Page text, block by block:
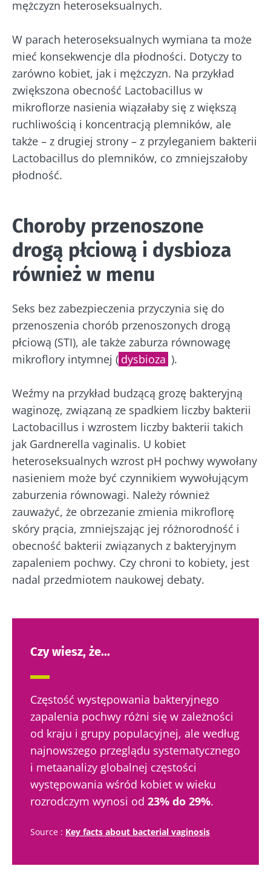
mężczyzn heteroseksualnych.
W parach heteroseksualnych wymiana ta może
mieć konsekwencje dla płodności. Dotyczy to
zarówno kobiet, jak i mężczyzn. Na przykład
zwiększona obecność Lactobacillus w
mikroflorze nasienia wiązałaby się z większą
ruchliwością i koncentracją plemników, ale
także – z drugiej strony – z przyleganiem bakterii
Lactobacillus do plemników, co zmniejszałoby
płodność.
Choroby przenoszone
drogą płciową i dysbioza
również w menu
Seks bez zabezpieczenia przyczynia się do
przenoszenia chorób przenoszonych drogą
płciową (STI), ale także zaburza równowagę
mikroflory intymnej ( dysbioza ).
Weźmy na przykład budzącą grozę bakteryjną
waginozę, związaną ze spadkiem liczby bakterii
Lactobacillus i wzrostem liczby bakterii takich
jak Gardnerella vaginalis. U kobiet
heteroseksualnych wzrost pH pochwy wywołany
nasieniem może być czynnikiem wywołującym
zaburzenia równowagi. Należy również
zauważyć, że obrzezanie zmienia mikroflorę
skóry prącia, zmniejszając jej różnorodność i
obecność bakterii związanych z bakteryjnym
zapaleniem pochwy. Czy chroni to kobiety, jest
nadal przedmiotem naukowej debaty.
Czy wiesz, że...
Częstość występowania bakteryjnego
zapalenia pochwy różni się w zależności
od kraju i grupy populacyjnej, ale według
najnowszego przeglądu systematycznego
i metaanalizy globalnej częstości
występowania wśród kobiet w wieku
rozrodczym wynosi od 23% do 29%.
Source : Key facts about bacterial vaginosis
Bądź na bieżąco
miesiącu odbieraj „The Essential”, aby być na
Nie odchodź tak
Dołącz do społeczności mikrobioty i raz w
miesiącu odbieraj „The Essential”, aby być na
bieżąco z najnowszymi informacjami o
mikrobiocie
Biocodexu